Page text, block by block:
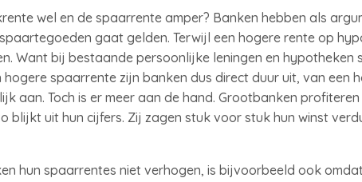
wel en de spaarrente amper? Banken hebben als
gaat gelden. Terwijl een hogere rente op
Want bij bestaande persoonlijke leningen en
spaarrente zijn banken dus direct duur uit, van een
aan. Toch is er meer aan de hand. Grootbanken
blijkt uit hun cijfers. Zij zagen stuk voor stuk hun winst
hun spaarrentes niet verhogen, is bijvoorbeeld ook